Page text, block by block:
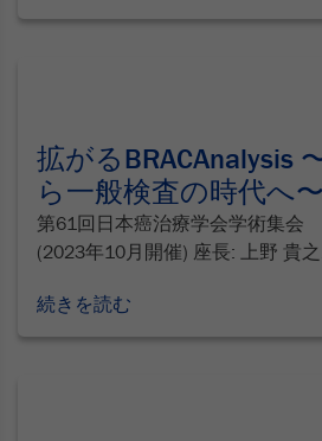
拡がるBRACAnalysis
ら一般検査の時代へ〜
第61回日本癌治療学会学術集会
(2023年10月開催) 座長: 上野 貴
続きを読む